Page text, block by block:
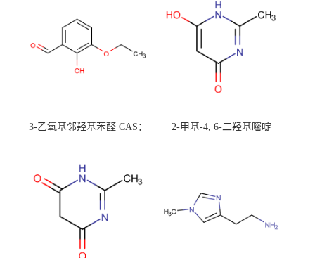
3-乙氧基邻羟基苯醛 CAS：
校可先用后付
2-甲基-4, 6-二羟基嘧啶